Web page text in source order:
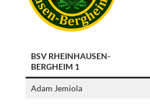
BSV RHEINHAUSEN-
BERGHEIM 1
Adam Jemiola